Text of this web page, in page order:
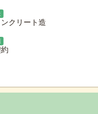
クリート造